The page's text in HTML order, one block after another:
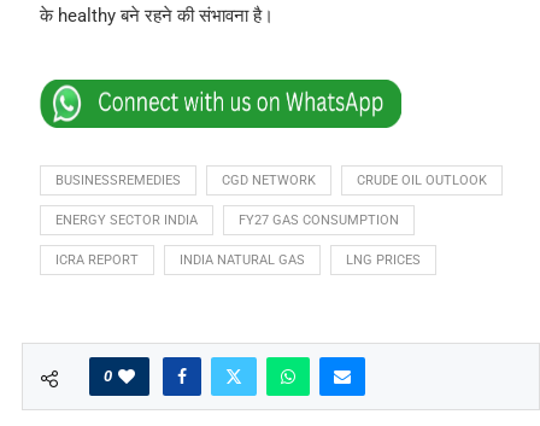
के healthy बने रहने की संभावना है।
BUSINESSREMEDIES CGD NETWORK CRUDE OIL OUTLOOK
ENERGY SECTOR INDIA FY27 GAS CONSUMPTION
ICRA REPORT INDIA NATURAL GAS LNG PRICES
0